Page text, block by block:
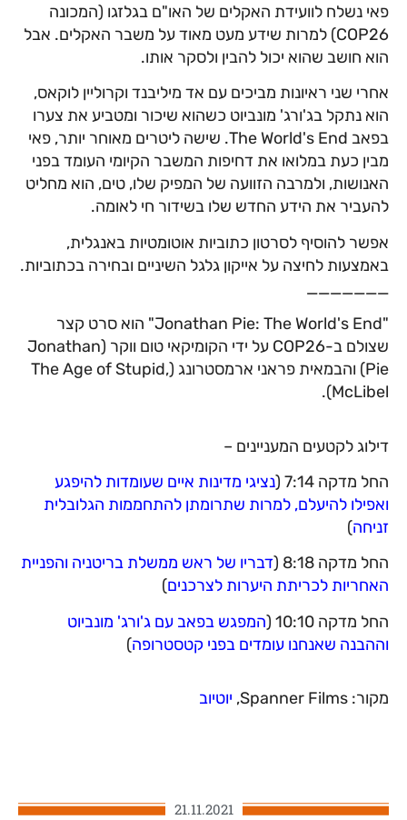
פאי נשלח לוועידת האקלים של האו"ם בגלזגו (המכונה
COP26) למרות שידע מעט מאוד על משבר האקלים. אבל
הוא חושב שהוא יכול להבין ולסקר אותו.
אחרי שני ראיונות מביכים עם אד מיליבנד וקרוליין לוקאס,
הוא נתקל בג'ורג' מונביוט כשהוא שיכור ומטביע את צערו
בפאב The World's End. שישה ליטרים מאוחר יותר, פאי
מבין כעת במלואו את דחיפות המשבר הקיומי העומד בפני
האנושות, ולמרבה הזוועה של המפיק שלו, טים, הוא מחליט
להעביר את הידע החדש שלו בשידור חי לאומה.
אפשר להוסיף לסרטון כתוביות אוטומטיות באנגלית,
באמצעות לחיצה על אייקון גלגל השיניים ובחירה בכתוביות.
_______
"Jonathan Pie: The World's End" הוא סרט קצר
שצולם ב-COP26 על ידי הקומיקאי טום ווקר (Jonathan
Pie) והבמאית פראני ארמסטרונג (The Age of Stupid,
McLibel).
דילוג לקטעים המעניינים –
החל מדקה 7:14 (
נציגי מדינות איים שעומדות להיפגע
ואפילו להיעלם, למרות שתרומתן להתחממות הגלובלית
זניחה)
החל מדקה 8:18 (
דבריו של ראש ממשלת בריטניה והפניית
האחריות לכריתת היערות לצרכנים)
החל מדקה 10:10 (
המפגש בפאב עם ג'ורג' מונביוט
וההבנה שאנחנו עומדים בפני קטסטרופה)
מקור: Spanner Films, יוטיוב
21.11.2021